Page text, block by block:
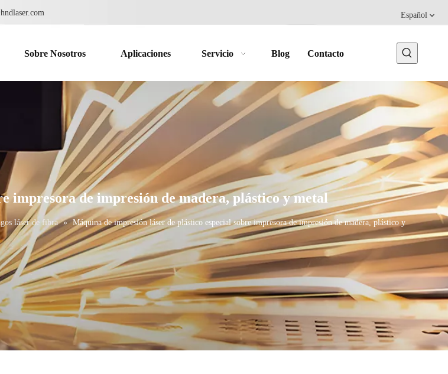
Español
Sobre Nosotros Aplicaciones Servicio Blog Contacto
impresora de impresión de madera, plástico y metal
láser de fibra » Máquina de impresión láser de plástico especial sobre impresora de impresión de madera, plástico y